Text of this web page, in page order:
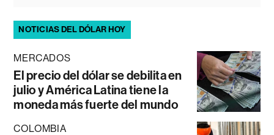
NOTICIAS DEL DÓLAR HOY
MERCADOS
El precio del dólar se debilita en
julio y América Latina tiene la
moneda más fuerte del mundo
COLOMBIA